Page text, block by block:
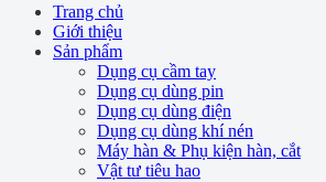
Trang chủ
Giới thiệu
Sản phẩm
Dụng cụ cầm tay
Dụng cụ dùng pin
Dụng cụ dùng điện
Dụng cụ dùng khí nén
Máy hàn & Phụ kiện hàn, cắt
Vật tư tiêu hao